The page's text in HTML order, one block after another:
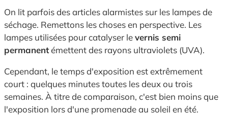
On lit parfois des articles alarmistes sur les lampes de
séchage. Remettons les choses en perspective. Les
lampes utilisées pour catalyser levernis semi
permanentémettent des rayons ultraviolets (UVA).
Cependant, le temps d'exposition est extrêmement
court : quelques minutes toutes les deux ou trois
semaines. À titre de comparaison, c'est bien moins que
l'exposition lors d'une promenade au soleil en été.